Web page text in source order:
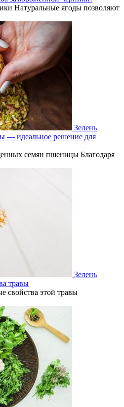
Натуральные ягоды позволяют
Зелень
— идеальное решение для
семян пшеницы Благодаря
Зелень
травы
свойства этой травы